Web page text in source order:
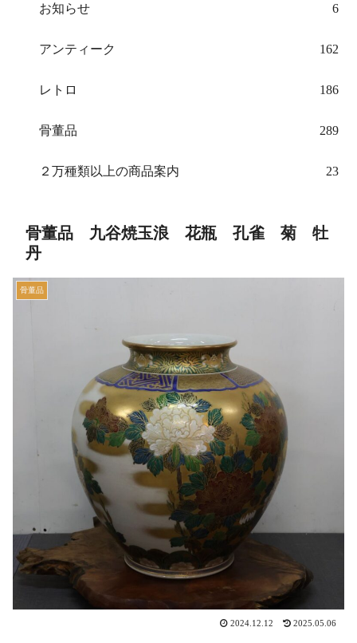
お知らせ 6
アンティーク 162
レトロ 186
骨董品 289
２万種類以上の商品案内 23
骨董品 九谷焼玉浪 花瓶 孔雀 菊 牡
丹
骨董品
2024.12.12 2025.05.06